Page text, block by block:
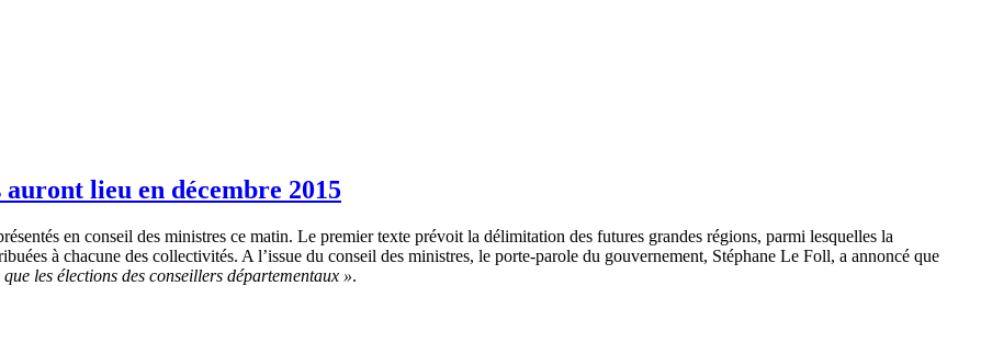
lieu en décembre 2015
en conseil des ministres ce matin. Le premier texte prévoit la délimitation des futures grandes régions, parmi lesquelles la
à chacune des collectivités. A l’issue du conseil des ministres, le porte-parole du gouvernement, Stéphane Le Foll, a annoncé que
les élections des conseillers départementaux ».